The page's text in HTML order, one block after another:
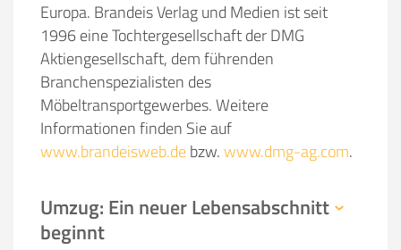
Europa. Brandeis Verlag und Medien ist seit
1996 eine Tochtergesellschaft der DMG
Aktiengesellschaft, dem führenden
Branchenspezialisten des
Möbeltransportgewerbes. Weitere
Informationen finden Sie auf
www.brandeisweb.debzw.www.dmg-ag.com.
Umzug: Ein neuer Lebensabschnitt
beginnt